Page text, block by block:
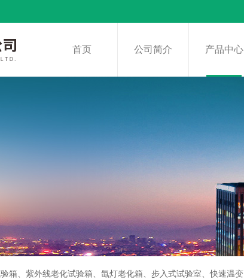
首页 公司简介 产品中心
线老化试验箱、氙灯老化箱、步入式试验室、快速温变箱、盐雾试验箱等等